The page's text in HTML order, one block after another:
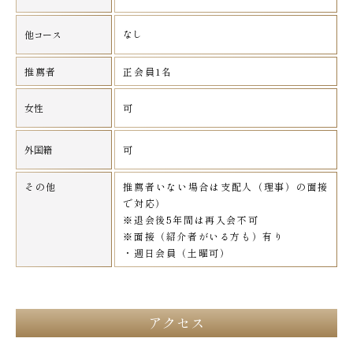
他コース なし
推薦者 正会員1名
女性 可
外国籍 可
その他
推薦者いない場合は支配人（理事）の面接
で対応）
※退会後5年間は再入会不可
※面接（紹介者がいる方も）有り
・週日会員（土曜可）
アクセス